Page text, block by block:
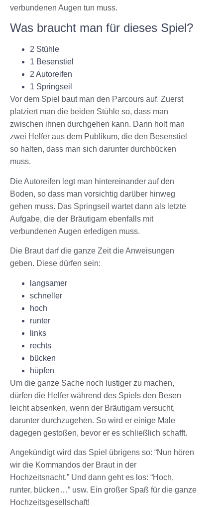
verbundenen Augen tun muss.
Was braucht man für dieses Spiel?
2 Stühle
1 Besenstiel
2 Autoreifen
1 Springseil
Vor dem Spiel baut man den Parcours auf. Zuerst
platziert man die beiden Stühle so, dass man
zwischen ihnen durchgehen kann. Dann holt man
zwei Helfer aus dem Publikum, die den Besenstiel
so halten, dass man sich darunter durchbücken
muss.
Die Autoreifen legt man hintereinander auf den
Boden, so dass man vorsichtig darüber hinweg
gehen muss. Das Springseil wartet dann als letzte
Aufgabe, die der Bräutigam ebenfalls mit
verbundenen Augen erledigen muss.
Die Braut darf die ganze Zeit die Anweisungen
geben. Diese dürfen sein:
langsamer
schneller
hoch
runter
links
rechts
bücken
hüpfen
Um die ganze Sache noch lustiger zu machen,
dürfen die Helfer während des Spiels den Besen
leicht absenken, wenn der Bräutigam versucht,
darunter durchzugehen. So wird er einige Male
dagegen gestoßen, bevor er es schließlich schafft.
Angekündigt wird das Spiel übrigens so: “Nun hören
wir die Kommandos der Braut in der
Hochzeitsnacht.” Und dann geht es los: “Hoch,
runter, bücken…” usw. Ein großer Spaß für die ganze
Hochzeitsgesellschaft!